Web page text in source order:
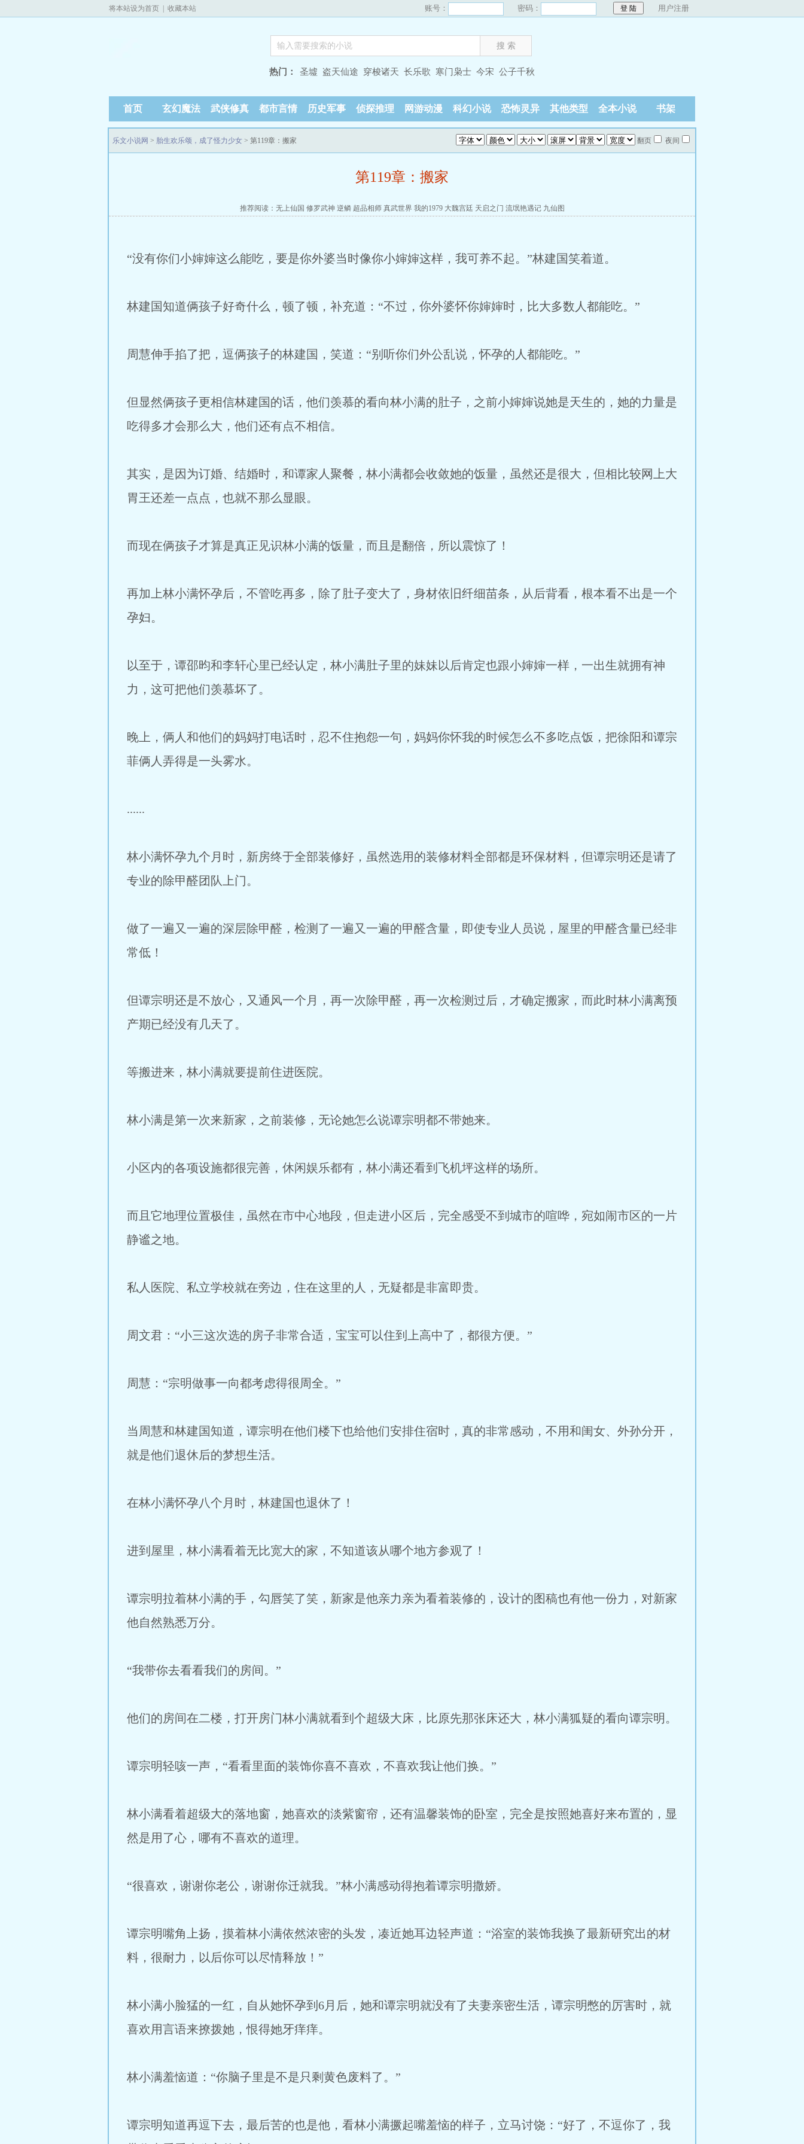
将本站设为首页 收藏本站 账号： 密码： 用户注册
热门： 圣墟 盗天仙途 穿梭诸天 长乐歌 寒门枭士 今宋 公子千秋
首页 玄幻魔法 武侠修真 都市言情 历史军事 侦探推理 网游动漫 科幻小说 恐怖灵异 其他类型 全本小说 书架
乐文小说网 > 胎生欢乐颂，成了怪力少女 > 第119章：搬家 翻页 夜间
第119章：搬家
推荐阅读： 无上仙国 修罗武神 逆鳞 超品相师 真武世界 我的1979 大魏宫廷 天启之门 流氓艳遇记 九仙图
“没有你们小婶婶这么能吃，要是你外婆当时像你小婶婶这样，我可养不起。”林建国笑着道。
林建国知道俩孩子好奇什么，顿了顿，补充道：“不过，你外婆怀你婶婶时，比大多数人都能吃。”
周慧伸手掐了把，逗俩孩子的林建国，笑道：“别听你们外公乱说，怀孕的人都能吃。”
但显然俩孩子更相信林建国的话，他们羡慕的看向林小满的肚子，之前小婶婶说她是天生的，她的力量是
吃得多才会那么大，他们还有点不相信。
其实，是因为订婚、结婚时，和谭家人聚餐，林小满都会收敛她的饭量，虽然还是很大，但相比较网上大
胃王还差一点点，也就不那么显眼。
而现在俩孩子才算是真正见识林小满的饭量，而且是翻倍，所以震惊了！
再加上林小满怀孕后，不管吃再多，除了肚子变大了，身材依旧纤细苗条，从后背看，根本看不出是一个
孕妇。
以至于，谭邵昀和李轩心里已经认定，林小满肚子里的妹妹以后肯定也跟小婶婶一样，一出生就拥有神
力，这可把他们羡慕坏了。
晚上，俩人和他们的妈妈打电话时，忍不住抱怨一句，妈妈你怀我的时候怎么不多吃点饭，把徐阳和谭宗
菲俩人弄得是一头雾水。
......
林小满怀孕九个月时，新房终于全部装修好，虽然选用的装修材料全部都是环保材料，但谭宗明还是请了
专业的除甲醛团队上门。
做了一遍又一遍的深层除甲醛，检测了一遍又一遍的甲醛含量，即使专业人员说，屋里的甲醛含量已经非
常低！
但谭宗明还是不放心，又通风一个月，再一次除甲醛，再一次检测过后，才确定搬家，而此时林小满离预
产期已经没有几天了。
等搬进来，林小满就要提前住进医院。
林小满是第一次来新家，之前装修，无论她怎么说谭宗明都不带她来。
小区内的各项设施都很完善，休闲娱乐都有，林小满还看到飞机坪这样的场所。
而且它地理位置极佳，虽然在市中心地段，但走进小区后，完全感受不到城市的喧哗，宛如闹市区的一片
静谧之地。
私人医院、私立学校就在旁边，住在这里的人，无疑都是非富即贵。
周文君：“小三这次选的房子非常合适，宝宝可以住到上高中了，都很方便。”
周慧：“宗明做事一向都考虑得很周全。”
当周慧和林建国知道，谭宗明在他们楼下也给他们安排住宿时，真的非常感动，不用和闺女、外孙分开，
就是他们退休后的梦想生活。
在林小满怀孕八个月时，林建国也退休了！
进到屋里，林小满看着无比宽大的家，不知道该从哪个地方参观了！
谭宗明拉着林小满的手，勾唇笑了笑，新家是他亲力亲为看着装修的，设计的图稿也有他一份力，对新家
他自然熟悉万分。
“我带你去看看我们的房间。”
他们的房间在二楼，打开房门林小满就看到个超级大床，比原先那张床还大，林小满狐疑的看向谭宗明。
谭宗明轻咳一声，“看看里面的装饰你喜不喜欢，不喜欢我让他们换。”
林小满看着超级大的落地窗，她喜欢的淡紫窗帘，还有温馨装饰的卧室，完全是按照她喜好来布置的，显
然是用了心，哪有不喜欢的道理。
“很喜欢，谢谢你老公，谢谢你迁就我。”林小满感动得抱着谭宗明撒娇。
谭宗明嘴角上扬，摸着林小满依然浓密的头发，凑近她耳边轻声道：“浴室的装饰我换了最新研究出的材
料，很耐力，以后你可以尽情释放！”
林小满小脸猛的一红，自从她怀孕到6月后，她和谭宗明就没有了夫妻亲密生活，谭宗明憋的厉害时，就
喜欢用言语来撩拨她，恨得她牙痒痒。
林小满羞恼道：“你脑子里是不是只剩黄色废料了。”
谭宗明知道再逗下去，最后苦的也是他，看林小满撅起嘴羞恼的样子，立马讨饶：“好了，不逗你了，我